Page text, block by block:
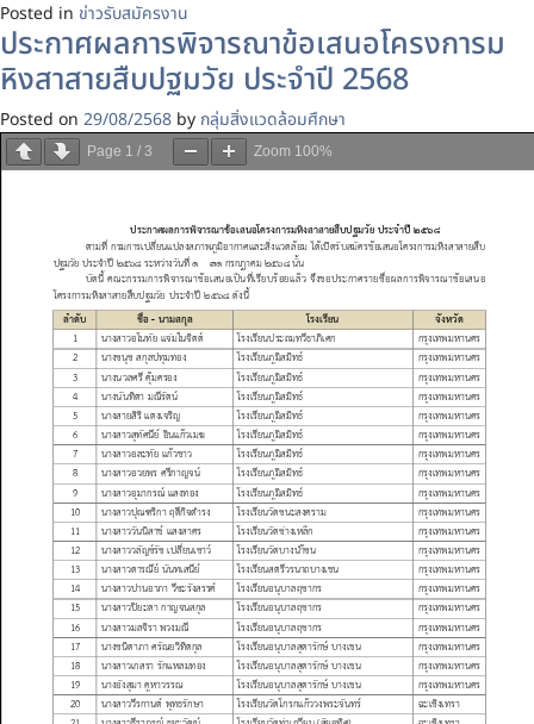
Posted in ข่าวรับสมัครงาน
ประกาศผลการพิจารณาข้อเสนอโครงการม
หิงสาสายสืบปฐมวัย ประจำปี 2568
Posted on 29/08/2568 by กลุ่มสิ่งแวดล้อมศึกษา
Page 1 / 3 Zoom 100%